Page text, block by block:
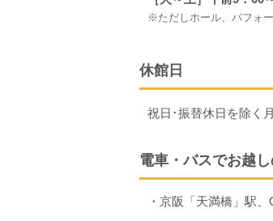
※ただしホール、パフォ
休館日
祝日･振替休日を除く
電車・バスでお越
・京阪「天満橋」駅